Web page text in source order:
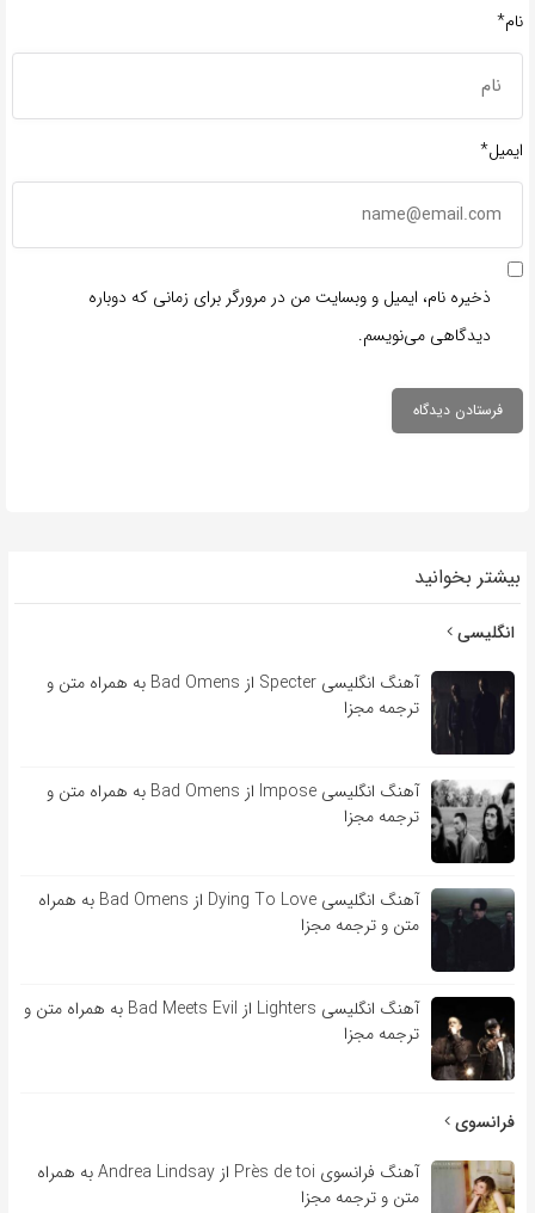
نام*
ایمیل*
ذخیره نام، ایمیل و وبسایت من در مرورگر برای زمانی که دوباره
دیدگاهی می‌نویسم.
بیشتر بخوانید
انگلیسی
آهنگ انگلیسی Specter از Bad Omens به همراه متن و
ترجمه مجزا
آهنگ انگلیسی Impose از Bad Omens به همراه متن و
ترجمه مجزا
آهنگ انگلیسی Dying To Love از Bad Omens به همراه
متن و ترجمه مجزا
آهنگ انگلیسی Lighters از Bad Meets Evil به همراه متن و
ترجمه مجزا
فرانسوی
آهنگ فرانسوی Près de toi از Andrea Lindsay به همراه
متن و ترجمه مجزا